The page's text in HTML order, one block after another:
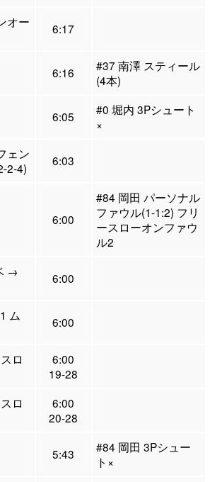
オー
6:17
6:16
#37 南澤 スティール
(4本)
6:05
#0 堀内 3Pシュート
×
ェン
2-4)
6:03
6:00
#84 岡田 パーソナル
ファウル(1-1:2) フリ
ースローオンファウ
ル2
→
6:00
ム
6:00
ロ
6:00
19-28
ロ
6:00
20-28
5:43
#84 岡田 3Pシュー
ト×